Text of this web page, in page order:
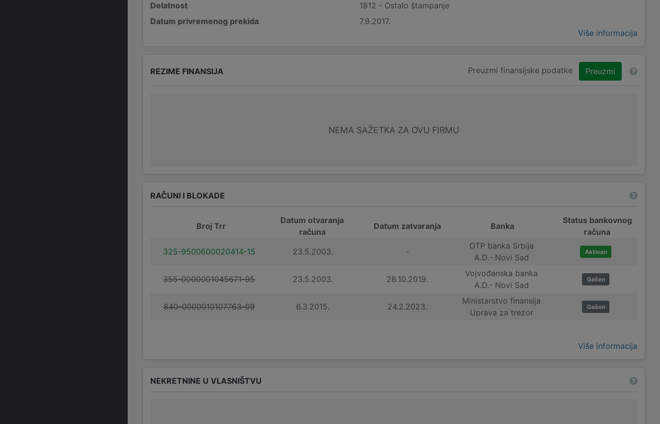
Delatnost
1812 - Ostalo štampanje
Datum privremenog prekida
7.9.2017.
Više informacija
REZIME FINANSIJA Preuzmi finansijske podatke Preuzmi
NEMA SAŽETKA ZA OVU FIRMU
RAČUNI I BLOKADE
Broj Trr
Datum otvaranja
računa
Datum zatvaranja Banka
Status bankovnog
računa
325-9500600020414-15
23.5.2003. -
OTP banka Srbija
A.D.- Novi Sad
Aktivan
355-0000001045671-95 23.5.2003. 28.10.2019.
Vojvođanska banka
A.D.- Novi Sad
Gašen
840-0000010107763-09 6.3.2015. 24.2.2023.
Ministarstvo finansija
Uprava za trezor
Gašen
Više informacija
NEKRETNINE U VLASNIŠTVU